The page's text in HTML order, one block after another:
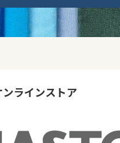
ラインストア